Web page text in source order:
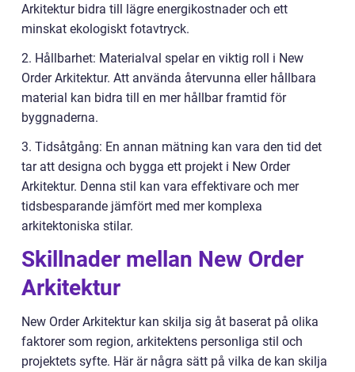
Arkitektur bidra till lägre energikostnader och ett
minskat ekologiskt fotavtryck.
2. Hållbarhet: Materialval spelar en viktig roll i New
Order Arkitektur. Att använda återvunna eller hållbara
material kan bidra till en mer hållbar framtid för
byggnaderna.
3. Tidsåtgång: En annan mätning kan vara den tid det
tar att designa och bygga ett projekt i New Order
Arkitektur. Denna stil kan vara effektivare och mer
tidsbesparande jämfört med mer komplexa
arkitektoniska stilar.
Skillnader mellan New Order
Arkitektur
New Order Arkitektur kan skilja sig åt baserat på olika
faktorer som region, arkitektens personliga stil och
projektets syfte. Här är några sätt på vilka de kan skilja